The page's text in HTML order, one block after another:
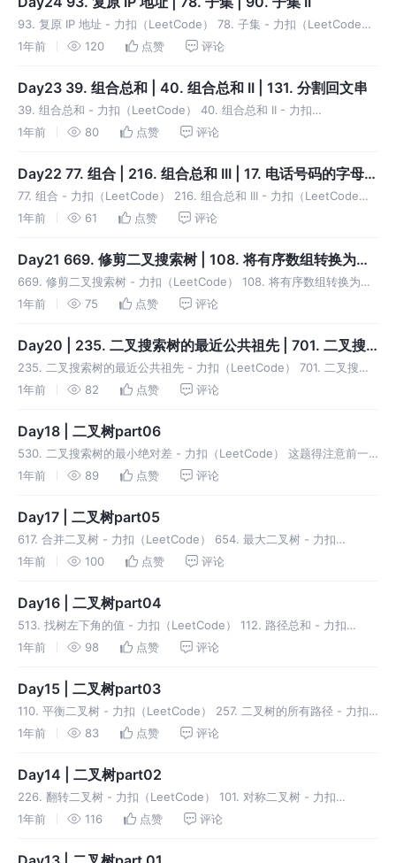
93. 复原 IP 地址 - 力扣（LeetCode） 78. 子集 - 力扣（LeetCode）
90. 子集 II - 力扣（LeetCode） 没有理解，先跳过吧。
1年前 120 点赞 评论
Day23 39. 组合总和 | 40. 组合总和 II | 131. 分割回文串
39. 组合总和 - 力扣（LeetCode） 40. 组合总和 II - 力扣
（LeetCode） 131. 分割回文串 - 力扣（LeetCode）
1年前 80 点赞 评论
Day22 77. 组合 | 216. 组合总和 III | 17. 电话号码的字母组
合
77. 组合 - 力扣（LeetCode） 216. 组合总和 III - 力扣（LeetCode）
17. 电话号码的字母组合 - 力扣（LeetCode）
1年前 61 点赞 评论
Day21 669. 修剪二叉搜索树 | 108. 将有序数组转换为二
叉搜索树 | 538. 把二叉搜索树转换为累加树
669. 修剪二叉搜索树 - 力扣（LeetCode） 108. 将有序数组转换为二
叉搜索树 - 力扣（LeetCode） 538. 把二叉搜索树转换为累加树 - 力
1年前 75 点赞 评论
Day20 | 235. 二叉搜索树的最近公共祖先 | 701. 二叉搜
索树中的插入操作 | 450. 删除二叉搜索树中的节点
235. 二叉搜索树的最近公共祖先 - 力扣（LeetCode） 701. 二叉搜索
树中的插入操作 - 力扣（LeetCode） 450. 删除二叉搜索树中的节点 -
1年前 82 点赞 评论
Day18 | 二叉树part06
530. 二叉搜索树的最小绝对差 - 力扣（LeetCode） 这题得注意前一
个节点值的问题。 501. 二叉搜索树中的众数 - 力扣（LeetCode）
1年前 89 点赞 评论
Day17 | 二叉树part05
617. 合并二叉树 - 力扣（LeetCode） 654. 最大二叉树 - 力扣
（LeetCode） 700. 二叉搜索树中的搜索 - 力扣（LeetCode） 98. 验
1年前 100 点赞 评论
Day16 | 二叉树part04
513. 找树左下角的值 - 力扣（LeetCode） 112. 路径总和 - 力扣
（LeetCode） 目标值递归减少来判断，比遍历所有路径得到每一条路
1年前 98 点赞 评论
Day15 | 二叉树part03
110. 平衡二叉树 - 力扣（LeetCode） 257. 二叉树的所有路径 - 力扣
（LeetCode） 404. 左叶子之和 - 力扣（LeetCode） 222. 完全二叉
1年前 83 点赞 评论
Day14 | 二叉树part02
226. 翻转二叉树 - 力扣（LeetCode） 101. 对称二叉树 - 力扣
（LeetCode） 这个判断就非常的巧妙。 104. 二叉树的最大深度 - 力
1年前 116 点赞 评论